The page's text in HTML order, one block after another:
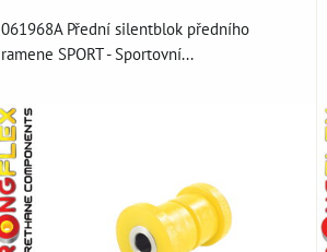
061968A Přední silentblok předního
ramene SPORT - Sportovní...